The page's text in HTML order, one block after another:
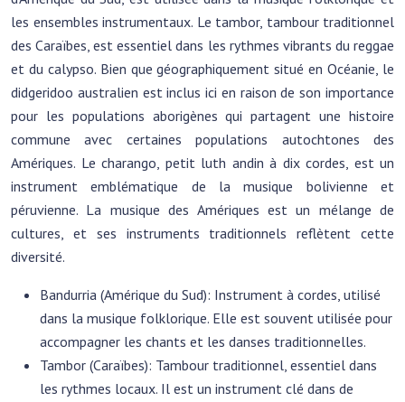
les ensembles instrumentaux. Le tambor, tambour traditionnel
des Caraïbes, est essentiel dans les rythmes vibrants du reggae
et du calypso. Bien que géographiquement situé en Océanie, le
didgeridoo australien est inclus ici en raison de son importance
pour les populations aborigènes qui partagent une histoire
commune avec certaines populations autochtones des
Amériques. Le charango, petit luth andin à dix cordes, est un
instrument emblématique de la musique bolivienne et
péruvienne. La musique des Amériques est un mélange de
cultures, et ses instruments traditionnels reflètent cette
diversité.
Bandurria (Amérique du Sud): Instrument à cordes, utilisé
dans la musique folklorique. Elle est souvent utilisée pour
accompagner les chants et les danses traditionnelles.
Tambor (Caraïbes): Tambour traditionnel, essentiel dans
les rythmes locaux. Il est un instrument clé dans de